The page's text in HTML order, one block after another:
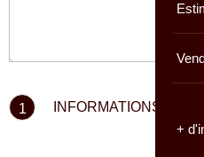
+
1 INFORMATIONS CLÉS